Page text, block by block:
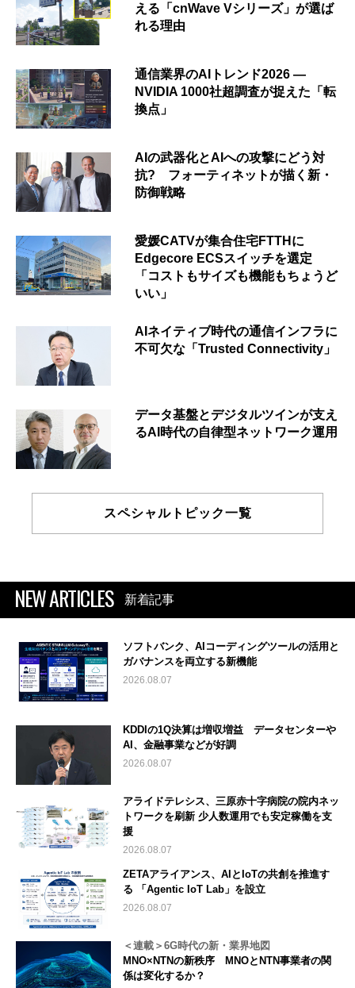
える「cnWave Vシリーズ」が選ば
れる理由
通信業界のAIトレンド2026 ―
NVIDIA 1000社超調査が捉えた「転
換点」
AIの武器化とAIへの攻撃にどう対
抗? フォーティネットが描く新・
防御戦略
愛媛CATVが集合住宅FTTHに
Edgecore ECSスイッチを選定
「コストもサイズも機能もちょうど
いい」
AIネイティブ時代の通信インフラに
不可欠な「Trusted Connectivity」
データ基盤とデジタルツインが支え
るAI時代の自律型ネットワーク運用
スペシャルトピック一覧
NEW ARTICLES 新着記事
ソフトバンク、AIコーディングツールの活用と
ガバナンスを両立する新機能
2026.08.07
KDDIの1Q決算は増収増益 データセンターや
AI、金融事業などが好調
2026.08.07
アライドテレシス、三原赤十字病院の院内ネッ
トワークを刷新 少人数運用でも安定稼働を支
援
2026.08.07
ZETAアライアンス、AIとIoTの共創を推進す
る 「Agentic IoT Lab」を設立
2026.08.07
＜連載＞6G時代の新・業界地図
MNO×NTNの新秩序 MNOとNTN事業者の関
係は変化するか？